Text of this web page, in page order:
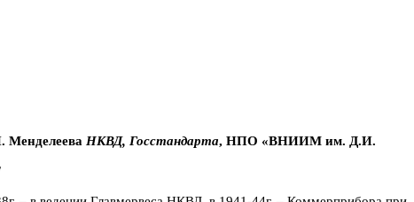
НКВД, Госстандарта, НПО «ВНИИМ им. Д.И.